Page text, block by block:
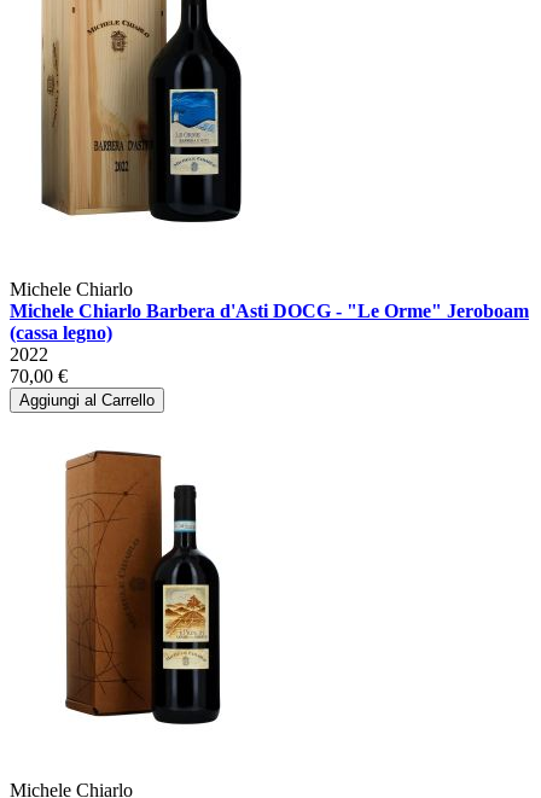
Michele Chiarlo
Michele Chiarlo Barbera d'Asti DOCG - "Le Orme" Jeroboam
(cassa legno)
2022
70,00 €
Aggiungi al Carrello
Michele Chiarlo